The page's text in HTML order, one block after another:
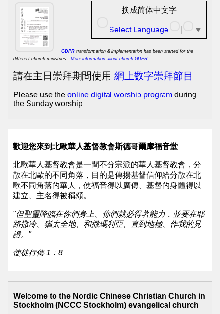
華
人
基
督
教
會
主
頁
Mainpage
北
歐
華
人
基
督
维
换成简体中文字
Select Language ▼
GDPR transformation & implementation has been started for the
different church ministries. More information about church GDPR.
請在主日崇拜期間使用 網上数字崇拜節目
Please use the online digital worship program during
the Sunday worship
歡迎您來到北歐華人基督教會斯德哥爾摩福音堂
北歐華人基督教會是一間不分宗派的華人基督教會，分
散在北歐的不同角落，目的是傳揚基督信仰給分散在北
歐不同角落的華人，使福音得以廣傳、基督的身體得以
建立、主名得被稱頌。
"但聖靈降臨在你們身上、你們就必得著能力．並要在耶
路撒冷、猶太全地、和撒瑪利亞、直到地極、作我的見
證。"
使徒行傳 1﹕8
Welcome to the Nordic Chinese Christian Church in
Stockholm (NCCC Stockholm) evangelical church